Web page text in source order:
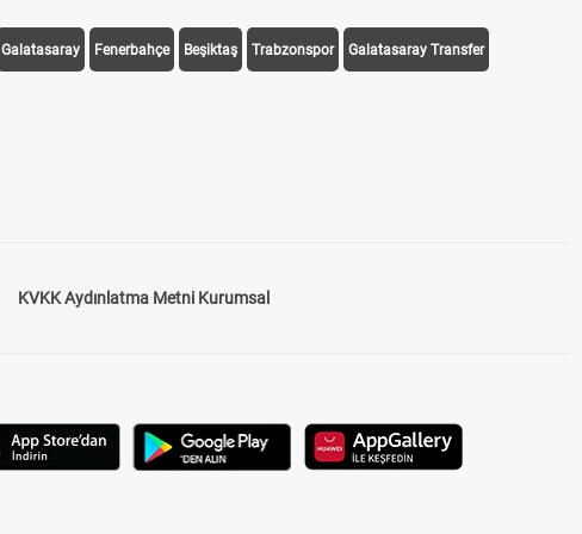
Galatasaray Fenerbahçe Beşiktaş Trabzonspor Galatasaray Transfer
KVKK Aydınlatma Metni Kurumsal